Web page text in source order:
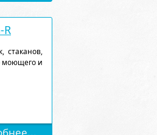
R
стаканов,
моющего и